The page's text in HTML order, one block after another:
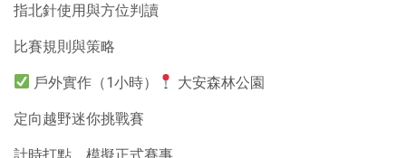
指北針使用與方位判讀
比賽規則與策略
戶外實作（1小時） 大安森林公園
定向越野迷你挑戰賽
計時打點，模擬正式賽事